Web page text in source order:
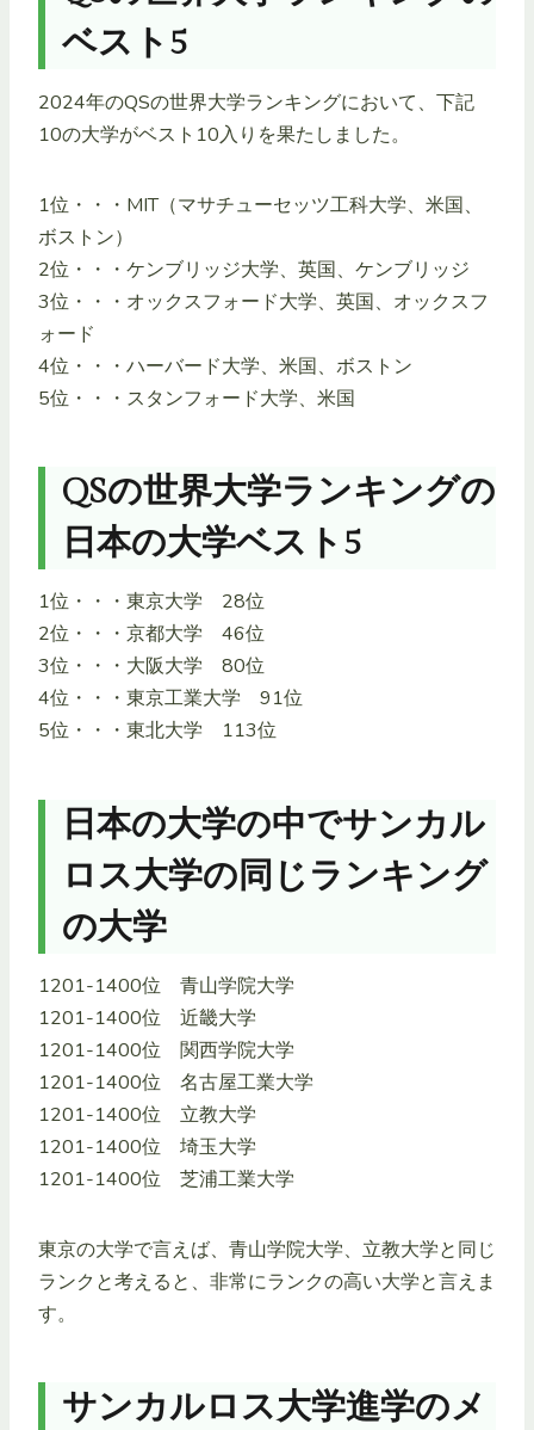
ベスト5
2024年のQSの世界大学ランキングにおいて、下記
10の大学がベスト10入りを果たしました。
1位・・・MIT（マサチューセッツ工科大学、米国、
ボストン）
2位・・・ケンブリッジ大学、英国、ケンブリッジ
3位・・・オックスフォード大学、英国、オックスフ
ォード
4位・・・ハーバード大学、米国、ボストン
5位・・・スタンフォード大学、米国
QSの世界大学ランキングの
日本の大学ベスト5
1位・・・東京大学 28位
2位・・・京都大学 46位
3位・・・大阪大学 80位
4位・・・東京工業大学 91位
5位・・・東北大学 113位
日本の大学の中でサンカル
ロス大学の同じランキング
の大学
1201-1400位 青山学院大学
1201-1400位 近畿大学
1201-1400位 関西学院大学
1201-1400位 名古屋工業大学
1201-1400位 立教大学
1201-1400位 埼玉大学
1201-1400位 芝浦工業大学
東京の大学で言えば、青山学院大学、立教大学と同じ
ランクと考えると、非常にランクの高い大学と言えま
す。
サンカルロス大学進学のメ